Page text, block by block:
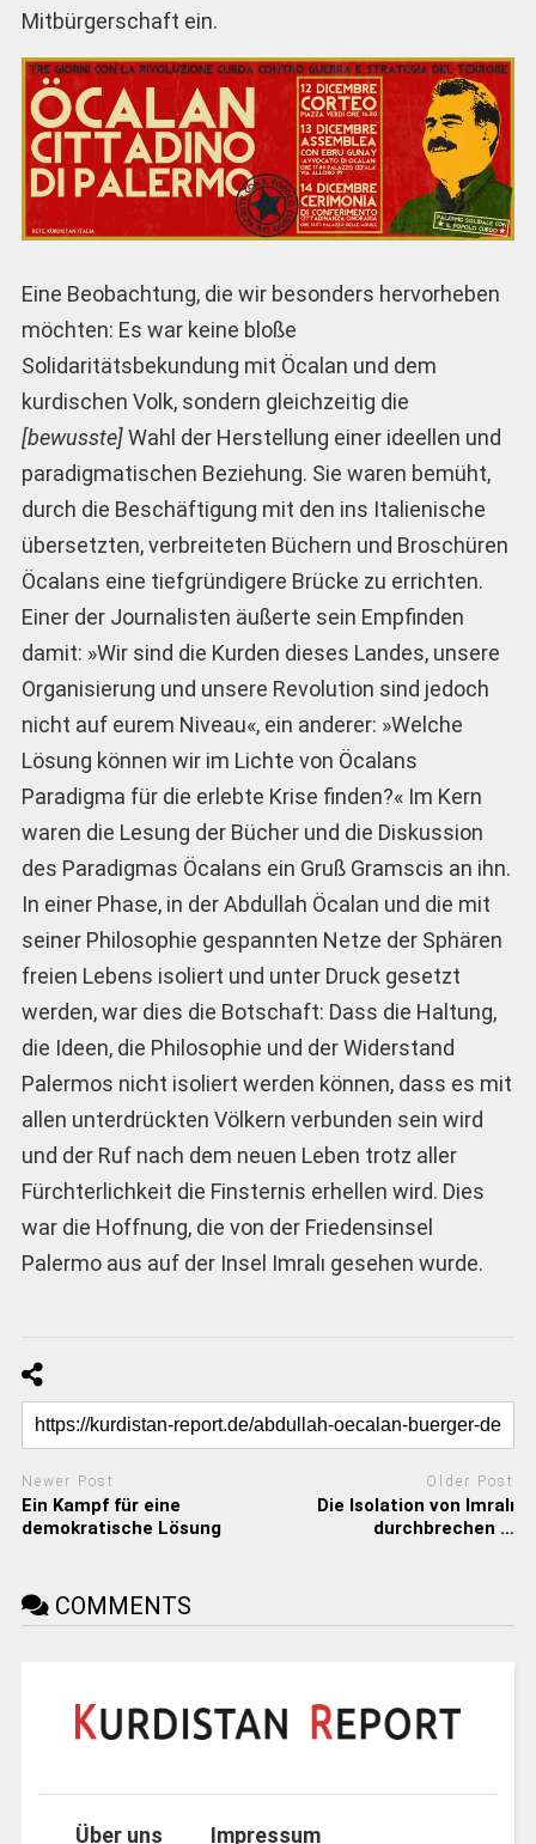
Mitbürgerschaft ein.
Eine Beobachtung, die wir besonders hervorheben
möchten: Es war keine bloße
Solidaritätsbekundung mit Öcalan und dem
kurdischen Volk, sondern gleichzeitig die
[bewusste]Wahl der Herstellung einer ideellen und
paradigmatischen Beziehung. Sie waren bemüht,
durch die Beschäftigung mit den ins Italienische
übersetzten, verbreiteten Büchern und Broschüren
Öcalans eine tiefgründigere Brücke zu errichten.
Einer der Journalisten äußerte sein Empfinden
damit: »Wir sind die Kurden dieses Landes, unsere
Organisierung und unsere Revolution sind jedoch
nicht auf eurem Niveau«, ein anderer: »Welche
Lösung können wir im Lichte von Öcalans
Paradigma für die erlebte Krise finden?« Im Kern
waren die Lesung der Bücher und die Diskussion
des Paradigmas Öcalans ein Gruß Gramscis an ihn.
In einer Phase, in der Abdullah Öcalan und die mit
seiner Philosophie gespannten Netze der Sphären
freien Lebens isoliert und unter Druck gesetzt
werden, war dies die Botschaft: Dass die Haltung,
die Ideen, die Philosophie und der Widerstand
Palermos nicht isoliert werden können, dass es mit
allen unterdrückten Völkern verbunden sein wird
und der Ruf nach dem neuen Leben trotz aller
Fürchterlichkeit die Finsternis erhellen wird. Dies
war die Hoffnung, die von der Friedensinsel
Palermo aus auf der Insel Imralı gesehen wurde.
Newer Post
Ein Kampf für eine
demokratische Lösung
Older Post
Die Isolation von Imralı
durchbrechen …
COMMENTS
Über uns Impressum